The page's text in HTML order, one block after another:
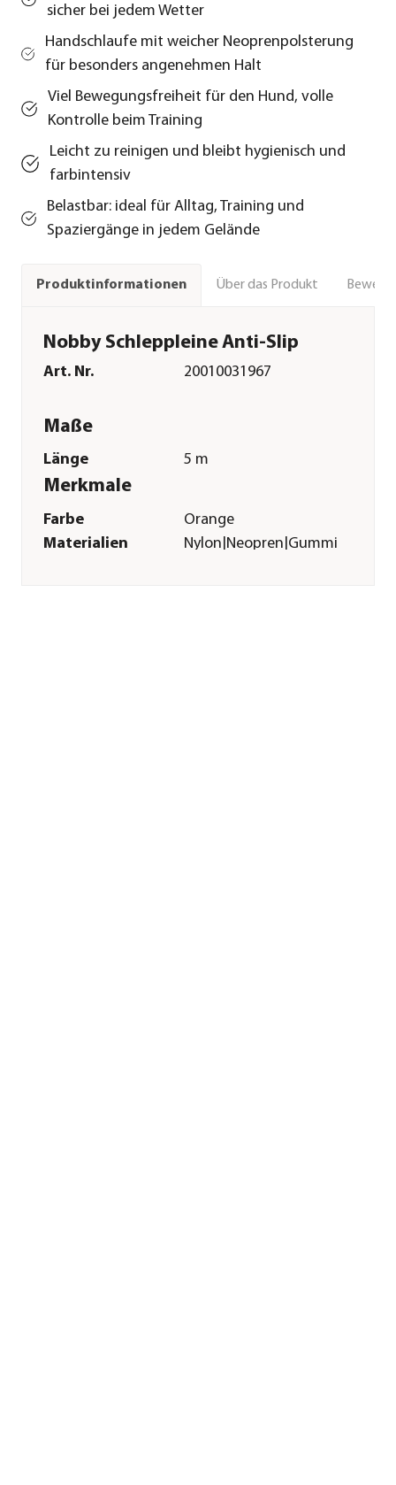
sicher bei jedem Wetter
Handschlaufe mit weicher Neoprenpolsterung
für besonders angenehmen Halt
Viel Bewegungsfreiheit für den Hund, volle
Kontrolle beim Training
Leicht zu reinigen und bleibt hygienisch und
farbintensiv
Belastbar: ideal für Alltag, Training und
Spaziergänge in jedem Gelände
Produktinformationen Über das Produkt
Nobby Schleppleine Anti-Slip
Art. Nr. 20010031967
Maße
Länge 5 m
Merkmale
Farbe
Orange
Materialien
Nylon|Neopren|Gummi